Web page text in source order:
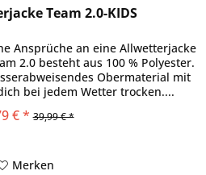
Team 2.0-KIDS
Ansprüche an eine Allwetterjacke
2.0 besteht aus 100 % Polyester.
Obermaterial mit
bei jedem Wetter trocken....
€ * 39,99 € *
Merken